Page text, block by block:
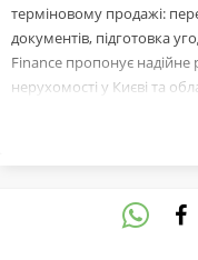
терміновому продажі:
документів, підготовка
Finance пропонує
нерухомості у Києві та
-Квартири будь-якого
-Приватні будинки, дачі,
-Комерційні приміщення: